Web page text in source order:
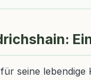
seine